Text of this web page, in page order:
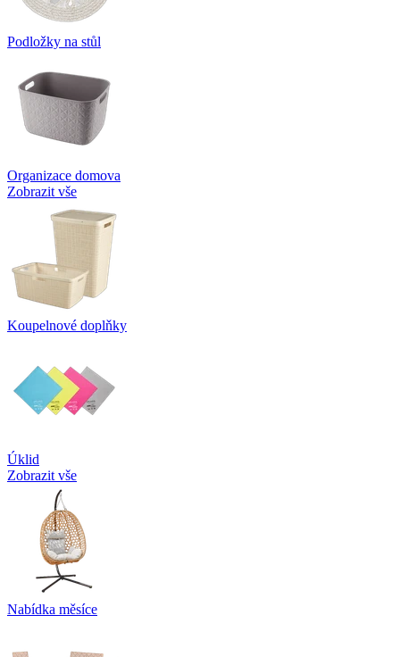
Podložky na stůl
Organizace domova
Zobrazit vše
Koupelnové doplňky
Úklid
Zobrazit vše
Nabídka měsíce